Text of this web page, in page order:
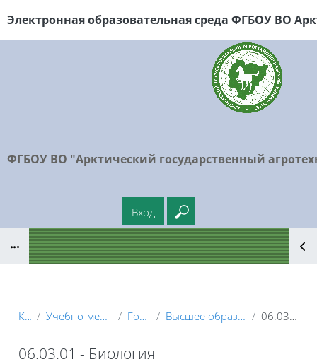
Электронная образовательная среда ФГБОУ ВО
ФГБОУ ВО "Арктический государственный
Введите ваш поисковый
Вход
Курсы Учебно-методические материалы Головной вуз Высшее образование - бакалавриат (ВО) 06.03.01 - Биология
06.03.01 - Биология